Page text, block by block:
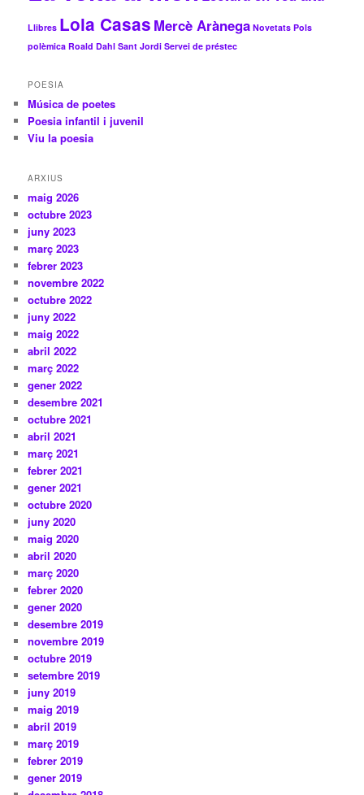
Llibres Lola Casas Mercè Arànega Novetats Pols
polèmica Roald Dahl Sant Jordi Servei de préstec
POESIA
Música de poetes
Poesia infantil i juvenil
Viu la poesia
ARXIUS
maig 2026
octubre 2023
juny 2023
març 2023
febrer 2023
novembre 2022
octubre 2022
juny 2022
maig 2022
abril 2022
març 2022
gener 2022
desembre 2021
octubre 2021
abril 2021
març 2021
febrer 2021
gener 2021
octubre 2020
juny 2020
maig 2020
abril 2020
març 2020
febrer 2020
gener 2020
desembre 2019
novembre 2019
octubre 2019
setembre 2019
juny 2019
maig 2019
abril 2019
març 2019
febrer 2019
gener 2019